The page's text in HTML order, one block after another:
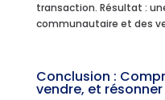
transaction. Résultat :
communautaire et des
Conclusion :
vendre, et